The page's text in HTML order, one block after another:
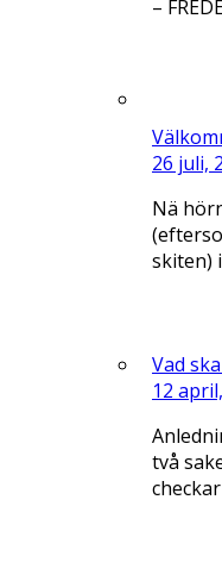
–
26 juli,
Nä
skiten)
Vad
12
två